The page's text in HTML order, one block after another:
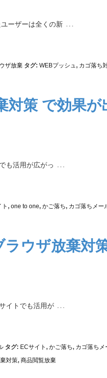
ーザーは全くの新 …
ザ放棄タグ: WEBプッシュ, カゴ落ち
対策 で効果が
も活用が広がっ …
, one to one, かご落ち, カゴ落ちメー
ウザ放棄対
イトでも活用が …
タグ: ECサイト , かご落ち, カゴ落ちメ
対策, 商品閲覧放棄